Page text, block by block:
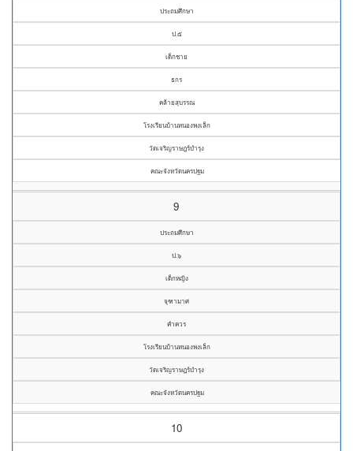
ประถมศึกษา
ป.๕
เด็กชาย
ธกร
คล้ายสุบรรณ
โรงเรียนบ้านหนองพงเล็ก
วัดเจริญราษฎร์บำรุง
คณะจังหวัดนครปฐม
9
ประถมศึกษา
ป.๖
เด็กหญิง
จุฑามาศ
คำควร
โรงเรียนบ้านหนองพงเล็ก
วัดเจริญราษฎร์บำรุง
คณะจังหวัดนครปฐม
10